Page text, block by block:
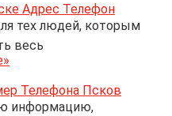
Адрес Телефон
тех людей, которым
весь
Телефона Псков
информацию,